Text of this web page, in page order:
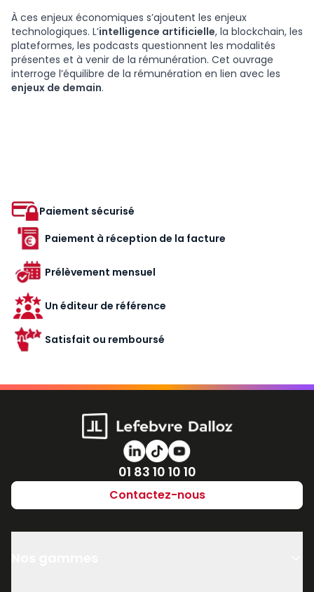
À ces enjeux économiques s’ajoutent les enjeux
technologiques. L’intelligence artificielle, la blockchain, les
plateformes, les podcasts questionnent les modalités
présentes et à venir de la rémunération. Cet ouvrage
interroge l’équilibre de la rémunération en lien avec les
enjeux de demain.
Paiement sécurisé
Paiement à réception de la facture
Prélèvement mensuel
Un éditeur de référence
Satisfait ou remboursé
Numéro de téléphone
01 83 10 10 10
Contactez-nous